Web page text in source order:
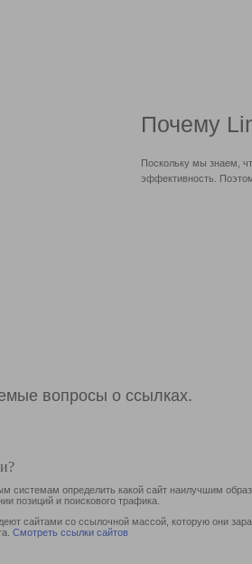
Почему
Поскольку мы знаем,
эффективность.
вопросы о ссылках.
системам определить какой сайт наилучшим
позиций и поискового трафика.
сайтами со ссылочной массой, которую они
Смотреть ссылки сайтов